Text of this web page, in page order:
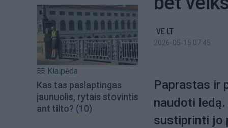
Klaipėda
Kas tas paslaptingas
jaunuolis, rytais stovintis
ant tilto? (10)
VE.LT
2026-05-15 07:45
Paprastas ir
naudoti
sustiprinti jo